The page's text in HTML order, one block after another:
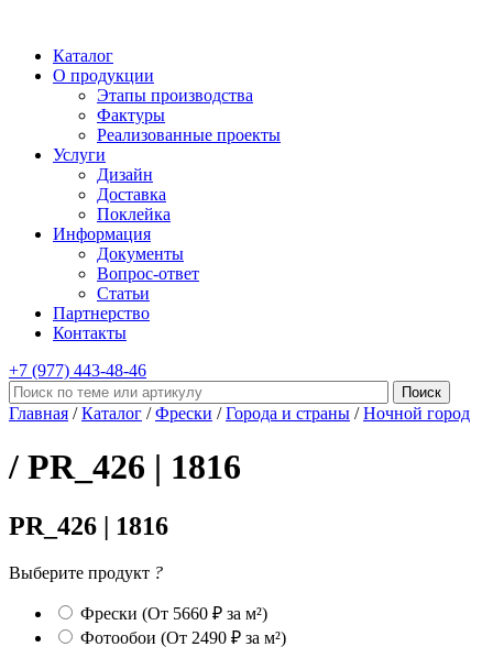
Каталог
О продукции
Этапы производства
Фактуры
Реализованные проекты
Услуги
Дизайн
Доставка
Поклейка
Информация
Документы
Вопрос-ответ
Статьи
Партнерство
Контакты
+7 (977) 443-48-46
Главная /Каталог /Фрески /Города и страны /Ночной город
/ PR_426 | 1816
PR_426 | 1816
Выберите продукт ?
Фрески (От 5660 ₽ за м²)
Фотообои (От 2490 ₽ за м²)